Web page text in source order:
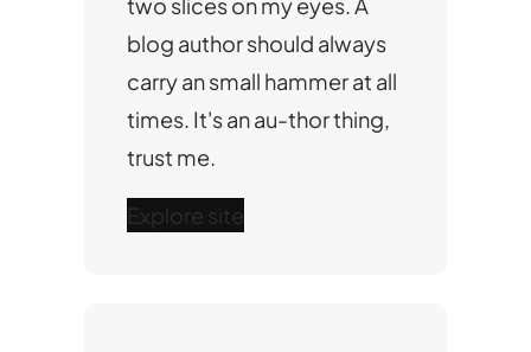
blog author should always
carry an small hammer at all
times. It's an au-thor thing,
trust me.
Explore site